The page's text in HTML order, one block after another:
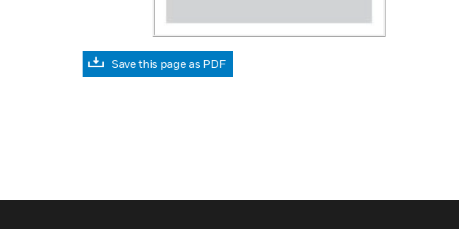
Save this page as PDF